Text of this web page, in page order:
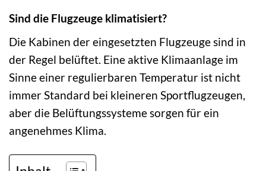
Sind die Flugzeuge klimatisiert?
Die Kabinen der eingesetzten Flugzeuge sind in
der Regel belüftet. Eine aktive Klimaanlage im
Sinne einer regulierbaren Temperatur ist nicht
immer Standard bei kleineren Sportflugzeugen,
aber die Belüftungssysteme sorgen für ein
angenehmes Klima.